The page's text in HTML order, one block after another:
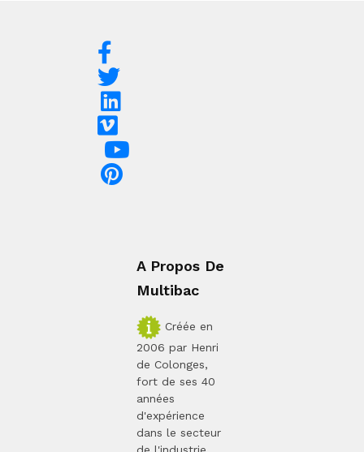
A Propos De
Multibac
Créée en
2006 par Henri
de Colonges,
fort de ses 40
années
d'expérience
dans le secteur